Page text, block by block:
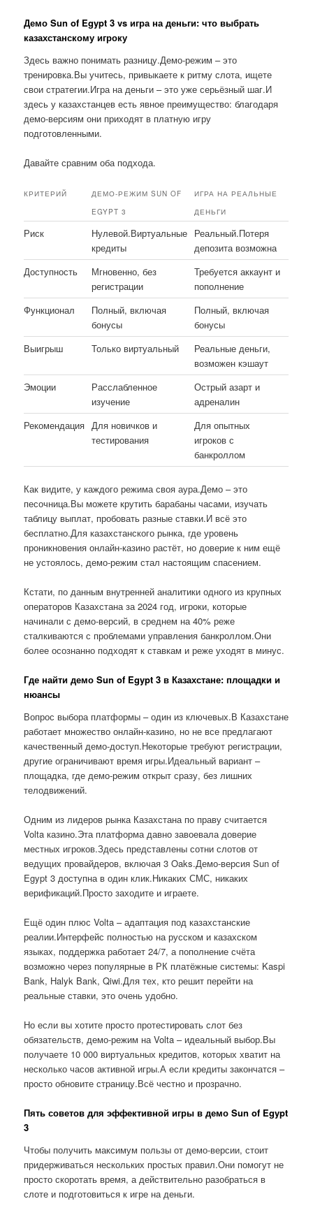
Демо Sun of Egypt 3 vs игра на деньги: что выбрать
казахстанскому игроку
Здесь важно понимать разницу.Демо-режим – это
тренировка.Вы учитесь, привыкаете к ритму слота, ищете
свои стратегии.Игра на деньги – это уже серьёзный шаг.И
здесь у казахстанцев есть явное преимущество: благодаря
демо-версиям они приходят в платную игру
подготовленными.
Давайте сравним оба подхода.
КРИТЕРИЙ
ДЕМО-РЕЖИМ SUN OF
EGYPT 3
ИГРА НА РЕАЛЬНЫЕ
ДЕНЬГИ
Риск
Нулевой.Виртуальные
кредиты
Реальный.Потеря
депозита возможна
Доступность
Мгновенно, без
регистрации
Требуется аккаунт и
пополнение
Функционал
Полный, включая
бонусы
Полный, включая
бонусы
Выигрыш
Только виртуальный
Реальные деньги,
возможен кэшаут
Эмоции
Расслабленное
изучение
Острый азарт и
адреналин
Рекомендация Для новичков и
тестирования
Для опытных
игроков с
банкроллом
Как видите, у каждого режима своя аура.Демо – это
песочница.Вы можете крутить барабаны часами, изучать
таблицу выплат, пробовать разные ставки.И всё это
бесплатно.Для казахстанского рынка, где уровень
проникновения онлайн-казино растёт, но доверие к ним ещё
не устоялось, демо-режим стал настоящим спасением.
Кстати, по данным внутренней аналитики одного из крупных
операторов Казахстана за 2024 год, игроки, которые
начинали с демо-версий, в среднем на 40% реже
сталкиваются с проблемами управления банкроллом.Они
более осознанно подходят к ставкам и реже уходят в минус.
Где найти демо Sun of Egypt 3 в Казахстане: площадки и
нюансы
Вопрос выбора платформы – один из ключевых.В Казахстане
работает множество онлайн-казино, но не все предлагают
качественный демо-доступ.Некоторые требуют регистрации,
другие ограничивают время игры.Идеальный вариант –
площадка, где демо-режим открыт сразу, без лишних
телодвижений.
Одним из лидеров рынка Казахстана по праву считается
Volta казино.Эта платформа давно завоевала доверие
местных игроков.Здесь представлены сотни слотов от
ведущих провайдеров, включая 3 Oaks.Демо-версия Sun of
Egypt 3 доступна в один клик.Никаких СМС, никаких
верификаций.Просто заходите и играете.
Ещё один плюс Volta – адаптация под казахстанские
реалии.Интерфейс полностью на русском и казахском
языках, поддержка работает 24/7, а пополнение счёта
возможно через популярные в РК платёжные системы: Kaspi
Bank, Halyk Bank, Qiwi.Для тех, кто решит перейти на
реальные ставки, это очень удобно.
Но если вы хотите просто протестировать слот без
обязательств, демо-режим на Volta – идеальный выбор.Вы
получаете 10 000 виртуальных кредитов, которых хватит на
несколько часов активной игры.А если кредиты закончатся –
просто обновите страницу.Всё честно и прозрачно.
Пять советов для эффективной игры в демо Sun of Egypt
3
Чтобы получить максимум пользы от демо-версии, стоит
придерживаться нескольких простых правил.Они помогут не
просто скоротать время, а действительно разобраться в
слоте и подготовиться к игре на деньги.